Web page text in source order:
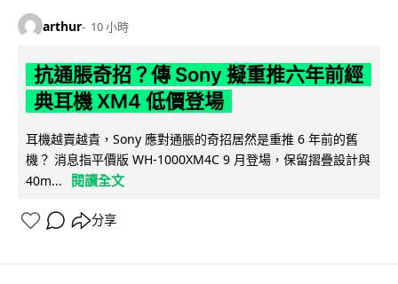
arthur 10 小時
抗通脹奇招？傳 Sony 擬重推六年前經
典耳機 XM4 低價登場
耳機越賣越貴，Sony 應對通脹的奇招居然是重推 6 年前的舊
機？ 消息指平價版 WH-1000XM4C 9 月登場，保留摺疊設計與
40m...
閱讀全文
分享